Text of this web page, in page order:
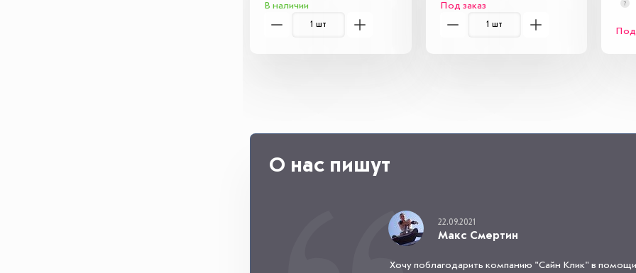
В наличии Под заказ
Под
О нас пишут
22.09.2021
Макс Смертин
Хочу поблагодарить компанию "Сайн Клик" в